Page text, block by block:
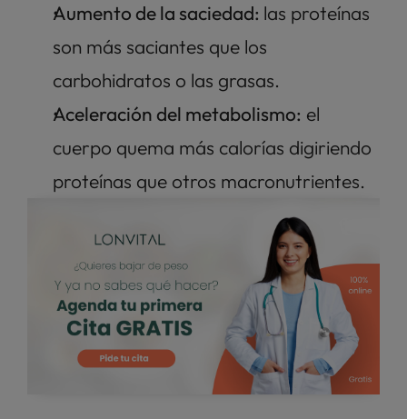
Aumento de la saciedad: las proteínas
son más saciantes que los
carbohidratos o las grasas.
Aceleración del metabolismo: el
cuerpo quema más calorías digiriendo
proteínas que otros macronutrientes.